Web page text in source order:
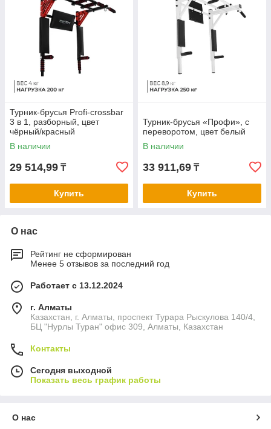
Турник-брусья Profi-crossbar
3 в 1, разборный, цвет
чёрный/красный
В наличии
29 514,99 ₸
Купить
Турник-брусья «Профи», с
переворотом, цвет белый
В наличии
33 911,69 ₸
Купить
О нас
Рейтинг не сформирован
Менее 5 отзывов за последний год
Работает с 13.12.2024
г. Алматы
Казахстан, г. Алматы, проспект Турара Рыскулова 140/4,
БЦ "Нурлы Туран" офис 309, Алматы, Казахстан
Контакты
Сегодня выходной
Показать весь график работы
О нас